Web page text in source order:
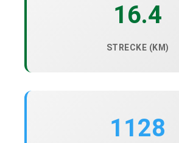
16.4
STRECKE (KM)
1128